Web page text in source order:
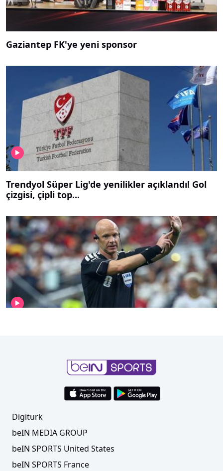
Gaziantep FK'ye yeni sponsor
Trendyol Süper Lig'de yenilikler açıklandı! Gol
çizgisi, çipli top...
Digiturk
beIN MEDIA GROUP
beIN SPORTS United States
beIN SPORTS France